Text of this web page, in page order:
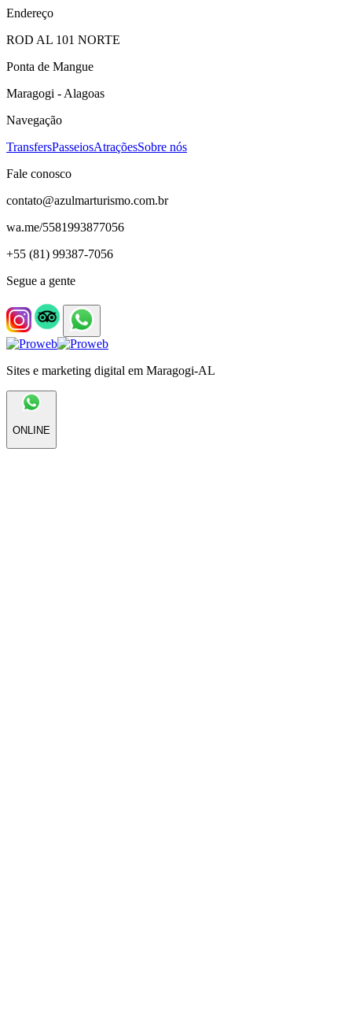
Endereço
ROD AL 101 NORTE
Ponta de Mangue
Maragogi - Alagoas
Navegação
TransfersPasseiosAtraçõesSobre nós
Fale conosco
contato@azulmarturismo.com.br
wa.me/5581993877056
+55 (81) 99387-7056
Segue a gente
Sites e marketing digital em Maragogi-AL
ONLINE